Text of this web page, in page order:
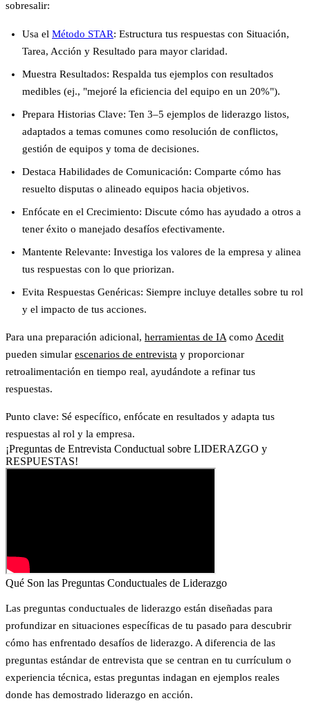
sobresalir:
Usa el Método STAR: Estructura tus respuestas con Situación,
Tarea, Acción y Resultado para mayor claridad.
Muestra Resultados: Respalda tus ejemplos con resultados
medibles (ej., "mejoré la eficiencia del equipo en un 20%").
Prepara Historias Clave: Ten 3–5 ejemplos de liderazgo listos,
adaptados a temas comunes como resolución de conflictos,
gestión de equipos y toma de decisiones.
Destaca Habilidades de Comunicación: Comparte cómo has
resuelto disputas o alineado equipos hacia objetivos.
Enfócate en el Crecimiento: Discute cómo has ayudado a otros a
tener éxito o manejado desafíos efectivamente.
Mantente Relevante: Investiga los valores de la empresa y alinea
tus respuestas con lo que priorizan.
Evita Respuestas Genéricas: Siempre incluye detalles sobre tu rol
y el impacto de tus acciones.
Para una preparación adicional, herramientas de IA como Acedit
pueden simular escenarios de entrevista y proporcionar
retroalimentación en tiempo real, ayudándote a refinar tus
respuestas.
Punto clave: Sé específico, enfócate en resultados y adapta tus
respuestas al rol y la empresa.
¡Preguntas de Entrevista Conductual sobre LIDERAZGO y
RESPUESTAS!
Qué Son las Preguntas Conductuales de Liderazgo
Las preguntas conductuales de liderazgo están diseñadas para
profundizar en situaciones específicas de tu pasado para descubrir
cómo has enfrentado desafíos de liderazgo. A diferencia de las
preguntas estándar de entrevista que se centran en tu currículum o
experiencia técnica, estas preguntas indagan en ejemplos reales
donde has demostrado liderazgo en acción.